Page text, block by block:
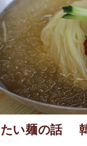
い麺の話